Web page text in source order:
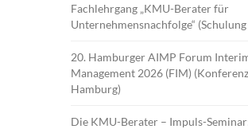
Fachlehrgang „KMU-Berater für
Unternehmensnachfolge“
20. Hamburger AIMP Forum
Management 2026 (FIM)
Hamburg)
Die KMU-Berater – Impuls-